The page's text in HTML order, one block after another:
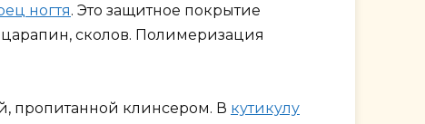
ногтя. Это защитное покрытие
сколов. Полимеризация
пропитанной клинсером. В кутикулу